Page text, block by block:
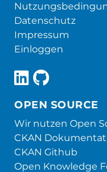
Datenschutz
Impressum
Einloggen
OPEN SOURCE
Wir nutzen Open
CKAN
CKAN Github
Open Knowledge